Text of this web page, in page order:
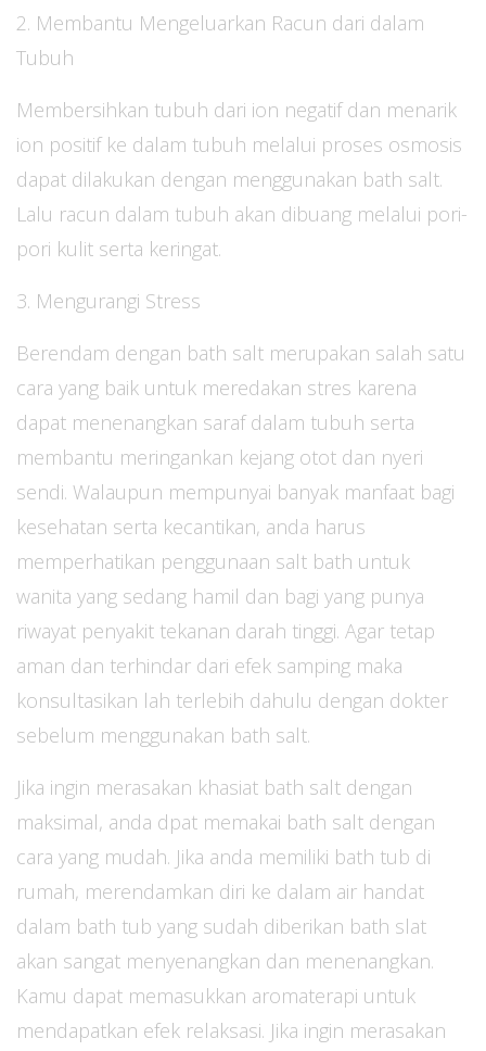
2. Membantu Mengeluarkan Racun dari dalam
Tubuh
Membersihkan tubuh dari ion negatif dan menarik
ion positif ke dalam tubuh melalui proses osmosis
dapat dilakukan dengan menggunakan bath salt.
Lalu racun dalam tubuh akan dibuang melalui pori-
pori kulit serta keringat.
3. Mengurangi Stress
Berendam dengan bath salt merupakan salah satu
cara yang baik untuk meredakan stres karena
dapat menenangkan saraf dalam tubuh serta
membantu meringankan kejang otot dan nyeri
sendi. Walaupun mempunyai banyak manfaat bagi
kesehatan serta kecantikan, anda harus
memperhatikan penggunaan salt bath untuk
wanita yang sedang hamil dan bagi yang punya
riwayat penyakit tekanan darah tinggi. Agar tetap
aman dan terhindar dari efek samping maka
konsultasikan lah terlebih dahulu dengan dokter
sebelum menggunakan bath salt.
Jika ingin merasakan khasiat bath salt dengan
maksimal, anda dpat memakai bath salt dengan
cara yang mudah. Jika anda memiliki bath tub di
rumah, merendamkan diri ke dalam air handat
dalam bath tub yang sudah diberikan bath slat
akan sangat menyenangkan dan menenangkan.
Kamu dapat memasukkan aromaterapi untuk
mendapatkan efek relaksasi. Jika ingin merasakan